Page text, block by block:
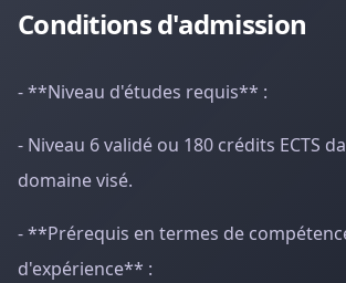
Conditions d'admission
- **Niveau d'études requis** :
- Niveau 6 validé ou 180 crédits ECTS
domaine visé.
- **Prérequis en termes de
d'expérience** :